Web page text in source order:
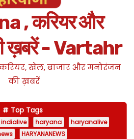
, करियर और
ख़बरें - Vartahr
करियर, खेल, बाजार और मनोरंजन
की ख़बरें
Top Tags
indialive haryana
haryanalive
HARYANANEWS